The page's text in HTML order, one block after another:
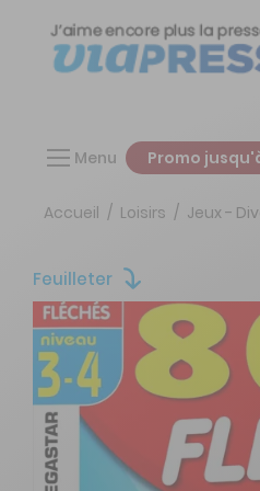
Menu Promo
Accueil Loisirs Jeux -
Feuilleter